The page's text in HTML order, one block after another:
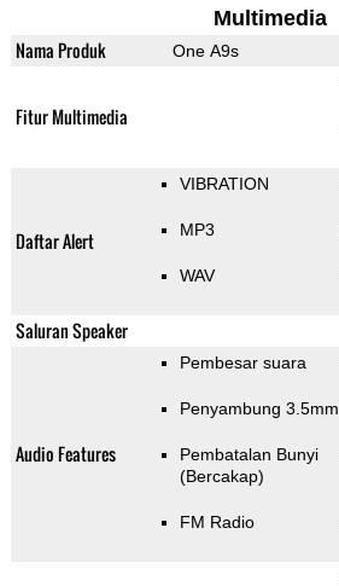
Multimedia
Nama Produk One A9s
Fitur Multimedia
Daftar Alert
VIBRATION
MP3
WAV
Saluran Speaker
Audio Features
Pembesar suara
Penyambung 3.5mm
Pembatalan Bunyi
(Bercakap)
FM Radio